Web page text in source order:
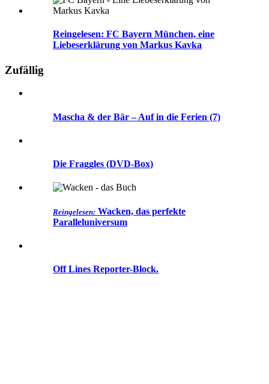
Reingelesen: FC Bayern München, eine
Liebeserklärung von Markus Kavka
Zufällig
Mascha & der Bär – Auf in die Ferien (7)
Die Fraggles (DVD-Box)
Reingelesen: Wacken, das perfekte
Paralleluniversum
Off Lines Reporter-Block.